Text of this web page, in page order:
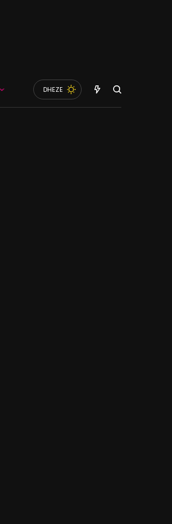
DHEZE